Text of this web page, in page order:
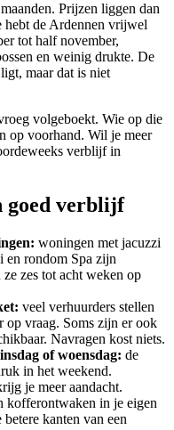
Prijzen liggen dan
hebt de Ardennen vrijwel
tot half november,
en weinig drukte. De
maar dat is niet
volgeboekt. Wie op die
op voorhand. Wil je meer
verblijf in
goed verblijf
woningen met jacuzzi
en rondom Spa zijn
zes tot acht weken op
veel verhuurders stellen
op vraag. Soms zijn er ook
Navragen kost niets.
of woensdag: de
in het weekend.
je meer aandacht.
kofferontwaken in je eigen
kanten van een